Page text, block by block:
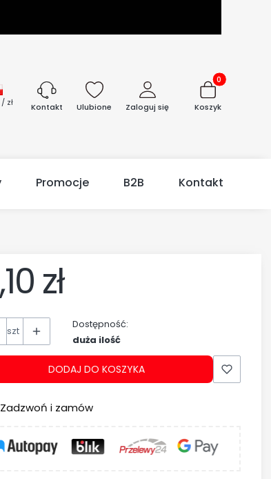
zł Kontakt Ulubione Zaloguj się
Produkty w
Koszyk
Promocje B2B Kontakt
zł
szt
Dostępność:
duża ilość
DODAJ DO KOSZYKA
Zadzwoń i zamów